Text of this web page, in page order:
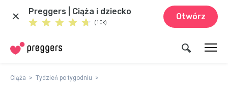
Preggers | Ciąża i dziecko
(10k)
Otwórz
Ciąża Tydzień po tygodniu